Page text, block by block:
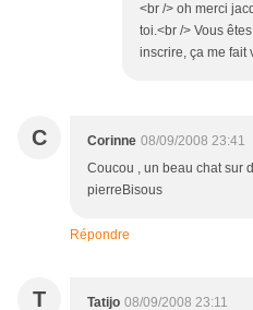
<br /> oh merci
toi.<br /> Vous
inscrire, ça me fait
C Corinne 08/09/2008 23:41
Coucou , un beau chat sur
pierreBisous
Répondre
T Tatijo 08/09/2008 23:11